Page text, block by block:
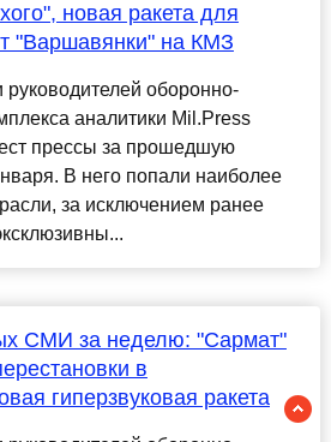
новая ракета для
"Варшавянки" на КМЗ
оборонно-
аналитики Mil.Press
прессы за прошедшую
В него попали наиболее
за исключением ранее
СМИ за неделю: "Сармат"
в
гиперзвуковая ракета